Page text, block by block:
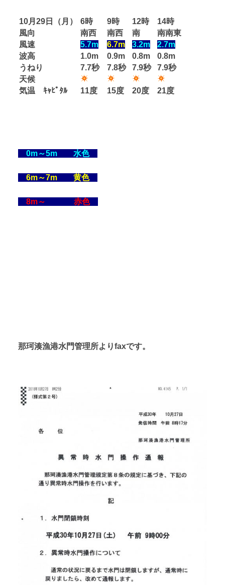
10月29日（月） 6時 9時 12時
14時
風向
南西 南西 南
南南東
風速
5.7m 6.7m 3.2m
2.7m
波高
1.0m 0.9m 0.8m
0.8m
うねり
7.7秒 7.8秒 7.9秒
7.9秒
天候
気温 ｷｬﾋﾟﾀﾙ
11度 15度 20度 21度
0m～5m 水色
6m～7m 黄色
8m～ 赤色
那珂湊漁港水門管理所よりfaxです。